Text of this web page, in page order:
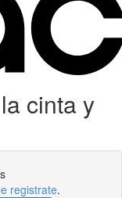
cinta y
registrate.